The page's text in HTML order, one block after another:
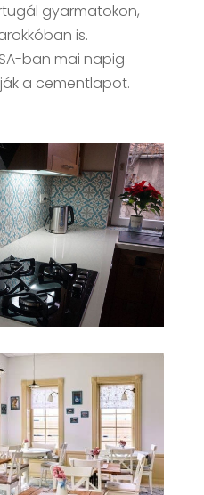
gyarmatokon,
is.
ban mai napig
a cementlapot.